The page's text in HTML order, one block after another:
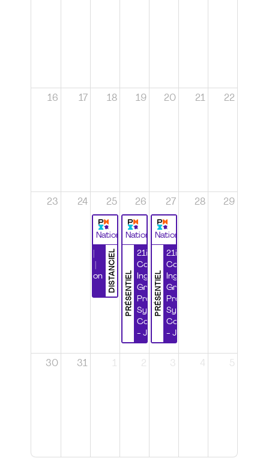
16 17 18 19 20 21 22
23 24 25
National
DISTANCIEL
Certification
26
National
PRÉSENTIEL
21ième
Congrès
Ingénierie
Grands
Projets et
Systèmes
Complexes
- Jour 1
27
National
PRÉSENTIEL
21ième
Congrès
Ingénierie
Grands
Projets et
Systèmes
Complexes
- Jour 2
28 29
30 31 1 2 3 4 5